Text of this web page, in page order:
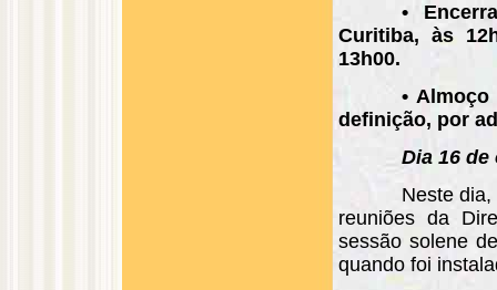
•
Curitiba, às
13h00.
•
definição, por
Dia 16 de
Neste
reuniões da
sessão solene
quando foi